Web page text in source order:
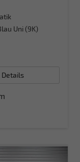
Uni (9K)
Details